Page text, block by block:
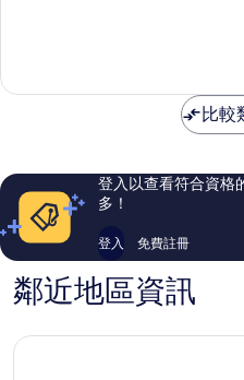
極
評
論
比較
登入以查看符合資格
多！
登入 免費註冊
鄰近地區資訊